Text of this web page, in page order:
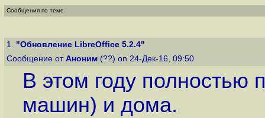
Сообщения по теме
1. "Обновление LibreOffice 5.2.4"
Сообщение от Аноним (??) on 24-Дек-16, 09:50
В этом году
машин) и дома.